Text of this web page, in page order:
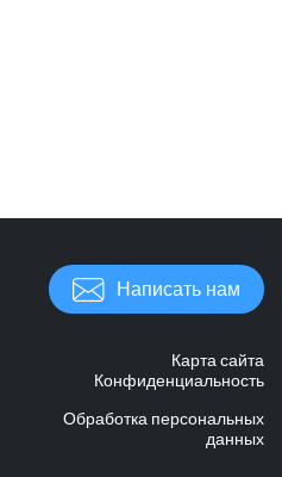
Написать нам
Карта сайта
Конфиденциальность
Обработка персональных
данных